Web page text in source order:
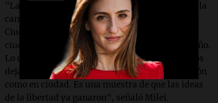
Video
"La Comuna 8 fue la que más nos acompañó en la
campaña de 2021, ahora decidimos volver a la
Ciudad desde acá. Lo que pasó en el sur de la
ciudad es un ejemplo de lo que va a pasar este año.
Lo dicen los números y lo dice la gente, podemos
dejar terceros al Frente de Todos, tanto en nación
como en ciudad. Es una muestra de que las ideas
de la libertad ya ganaron", señaló Milei.